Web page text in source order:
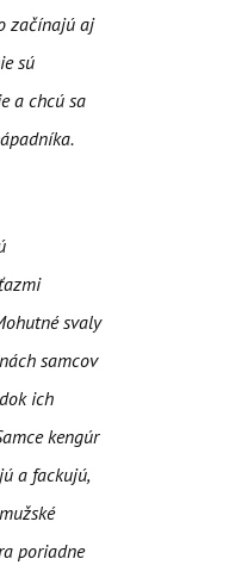
začínajú aj
sú
a chcú sa
svaly
samcov
ich
kengúr
a fackujú,
poriadne